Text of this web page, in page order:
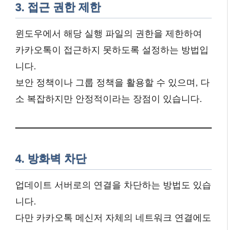
3. 접근 권한 제한
윈도우에서 해당 실행 파일의 권한을 제한하여
카카오톡이 접근하지 못하도록 설정하는 방법입
니다.
보안 정책이나 그룹 정책을 활용할 수 있으며, 다
소 복잡하지만 안정적이라는 장점이 있습니다.
4. 방화벽 차단
업데이트 서버로의 연결을 차단하는 방법도 있습
니다.
다만 카카오톡 메신저 자체의 네트워크 연결에도